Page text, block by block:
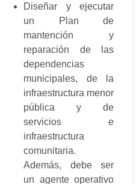
Diseñar y ejecutar
un Plan de
mantención y
reparación de las
dependencias
municipales, de la
infraestructura menor
pública y de
servicios e
infraestructura
comunitaria.
Además, debe ser
un agente operativo